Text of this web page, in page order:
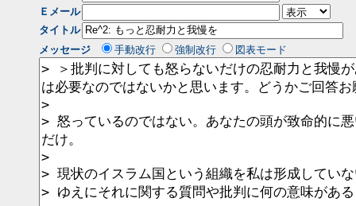
Ｅメール
タイトル
メッセージ
手動改行 強制改行 図表モード